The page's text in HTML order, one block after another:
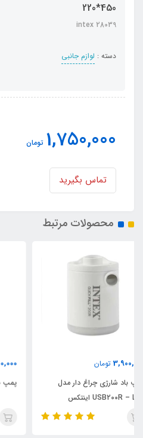
450*220
intex 28039
دسته : لوازم جانبی
1,750,000 تومان
تماس بگیرید
محصولات مرتبط
2,200,000
پمپ باد شارژی محصولات بادی